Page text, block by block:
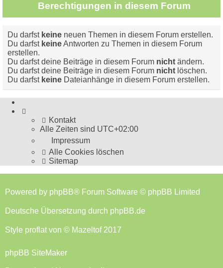
Berechtigungen in diesem Forum
Du darfst keine neuen Themen in diesem Forum erstellen.
Du darfst keineAntworten zu Themen in diesem Forum
erstellen.
Du darfst deine Beiträge in diesem Forum nicht ändern.
Du darfst deine Beiträge in diesem Forum nicht löschen.
Du darfst keine Dateianhänge in diesem Forum erstellen.
Kontakt
Alle Zeiten sind UTC+02:00
Impressum
Alle Cookies löschen
Sitemap
Powered by phpBB® Forum Software © phpBB Limited
Deutsche Übersetzung durch phpBB.de
Style proflatvon © Mazeltof2017
phpBB SiteMaker